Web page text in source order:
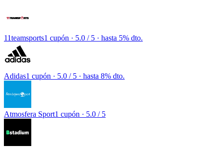
11teamsports1 cupón · 5.0 / 5 · hasta 5% dto.
Adidas1 cupón · 5.0 / 5 · hasta 8% dto.
Atmosfera Sport1 cupón · 5.0 / 5